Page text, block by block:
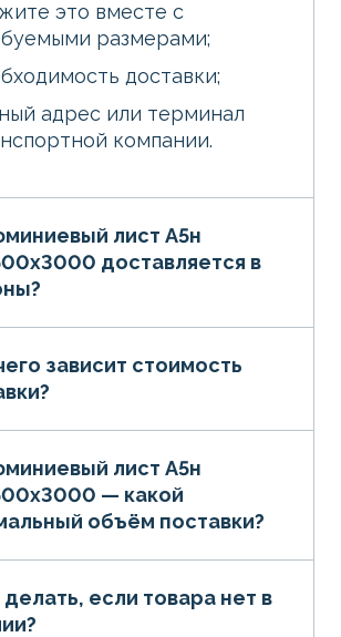
это вместе с
размерами;
доставки;
адрес или терминал
компании.
лист А5н
доставляется в
зависит стоимость
лист А5н
— какой
объём поставки?
делать, если товара нет в